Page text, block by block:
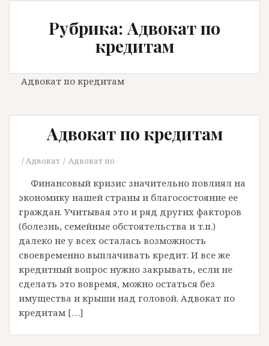
Рубрика: Адвокат по
кредитам
Адвокат по кредитам
Адвокат по кредитам
Адвокат Адвокат по
Финансовый кризис значительно повлиял на
экономику нашей страны и благосостояние ее
граждан. Учитывая это и ряд других факторов
(болезнь, семейные обстоятельства и т.п.)
далеко не у всех осталась возможность
своевременно выплачивать кредит. И все же
кредитный вопрос нужно закрывать, если не
сделать это вовремя, можно остаться без
имущества и крыши над головой. Адвокат по
кредитам […]